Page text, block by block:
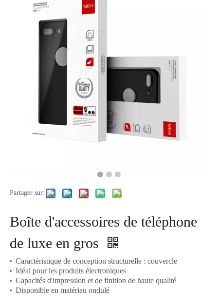
Partager sur:
Boîte d'accessoires de téléphone
de luxe en gros
Caractéristique de conception structurelle : couvercle
Idéal pour les produits électroniques
Capacités d'impression et de finition de haute qualité
Disponible en matériau ondulé